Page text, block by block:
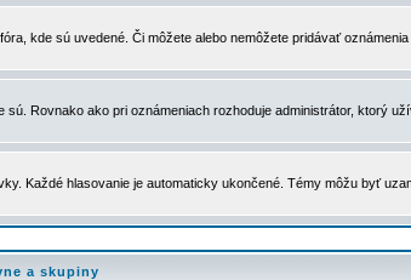
kde sú uvedené. Či môžete alebo nemôžete pridávať
Rovnako ako pri oznámeniach rozhoduje administrátor, ktorý
Každé hlasovanie je automaticky ukončené. Témy môžu byť
a skupiny